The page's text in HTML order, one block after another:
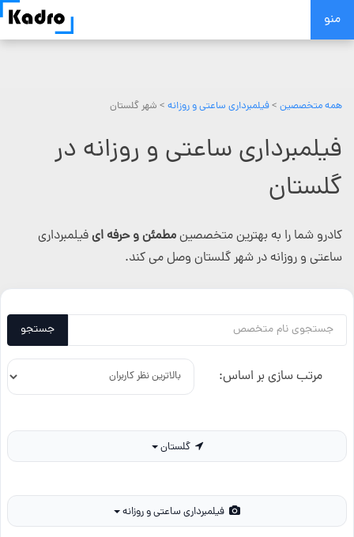
Skip
منو
همه متخصصین >فیلمبرداری ساعتی و روزانه > شهر گلستان
فیلمبرداری ساعتی و روزانه در
گلستان
کادرو شما را به بهترین متخصصینمطمئن و حرفه ایفیلمبرداری
ساعتی و روزانه در شهر گلستان وصل می کند.
جستجو
مرتب سازی بر اساس:
گلستان